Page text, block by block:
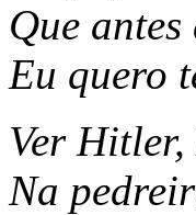
Que
Eu quero
Ver
Na